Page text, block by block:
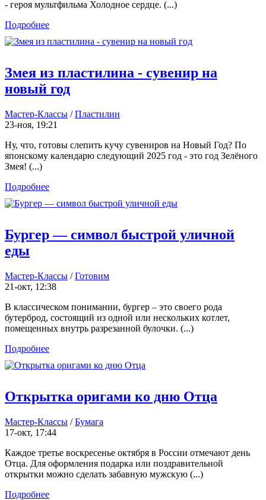
- героя мультфильма Холодное сердце. (...)
Подробнее
Змея из пластилина - сувенир на
новый год
Мастер-Классы /Пластилин
23-ноя, 19:21
Ну, что, готовы слепить кучу сувениров на Новый Год? По
японскому календарю следующий 2025 год - это год Зелёного
Змея! (...)
Подробнее
Бургер — символ быстрой уличной
еды
Мастер-Классы /Готовим
21-окт, 12:38
В классическом понимании, бургер – это своего рода
бутерброд, состоящий из одной или нескольких котлет,
помещенных внутрь разрезанной булочки. (...)
Подробнее
Открытка оригами ко дню Отца
Мастер-Классы /Бумага
17-окт, 17:44
Каждое третье воскресенье октября в России отмечают день
Отца. Для оформления подарка или поздравительной
открытки можно сделать забавную мужскую (...)
Подробнее